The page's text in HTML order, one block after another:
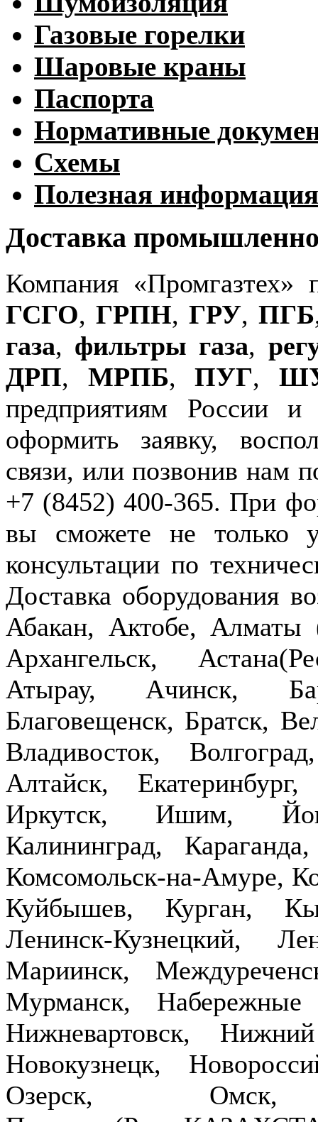
Газовые горелки
Шаровые краны
Паспорта
Нормативные
Схемы
Полезная информация
Доставка
Компания «Промгазтех»
ГСГО, ГРПН, ГРУ, ПГБ
газа, фильтры газа,
ДРП, МРПБ,ПУГ,
предприятиям России
оформить заявку,
связи, или позвонив нам
+7 (8452) 400-365. При
вы сможете не только
консультации по
Доставка оборудования
Абакан, Актобе,
Архангельск,
Атырау, Ачинск,
Благовещенск, Братск,
Владивосток,
Алтайск,
Иркутск, Ишим,
Калининград,
Комсомольск-на-Амуре,
Куйбышев, Курган,
Ленинск-Кузнецкий,
Мариинск,
Мурманск,
Нижневартовск,
Новокузнецк,
Озерск,